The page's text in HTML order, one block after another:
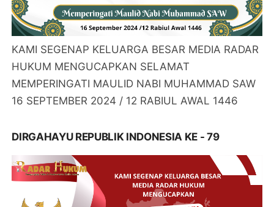
KAMI SEGENAP KELUARGA BESAR MEDIA RADAR
HUKUM MENGUCAPKAN SELAMAT
MEMPERINGATI MAULID NABI MUHAMMAD SAW
16 SEPTEMBER 2024 / 12 RABIUL AWAL 1446
DIRGAHAYU REPUBLIK INDONESIA KE - 79